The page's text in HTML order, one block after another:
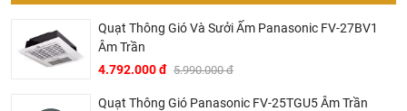
Quạt Thông Gió Và Sưởi Ấm Panasonic FV-27BV1
Âm Trần
4.792.000 đ 5.990.000 đ
Quạt Thông Gió Panasonic FV-25TGU5 Âm Trần